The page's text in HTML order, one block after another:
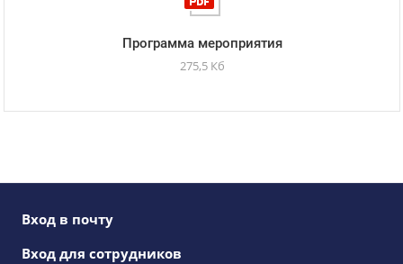
Программа мероприятия
275,5 Кб
Вход в почту
Вход для сотрудников